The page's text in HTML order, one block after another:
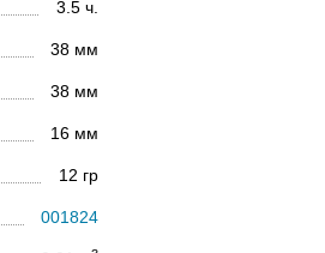
3.5 ч.
38 мм
38 мм
16 мм
12 гр
001824